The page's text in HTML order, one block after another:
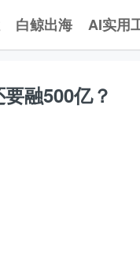
白鲸出海 AI实用
融500亿？